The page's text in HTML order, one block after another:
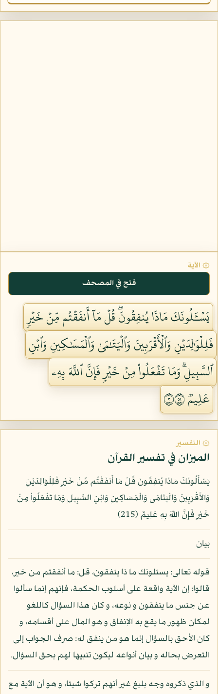
۞ الآية
فتح في المصحف
يَسۡـَٔلُونَكَ مَاذَا يُنفِقُونَۖ قُلۡ مَآ أَنفَقۡتُم مِّنۡ خَيۡرٖ
فَلِلۡوَٰلِدَيۡنِ وَٱلۡأَقۡرَبِينَ وَٱلۡيَتَٰمَىٰ وَٱلۡمَسَٰكِينِ وَٱبۡنِ
ٱلسَّبِيلِۗ وَمَا تَفۡعَلُواْ مِنۡ خَيۡرٖ فَإِنَّ ٱللَّهَ بِهِۦ
عَلِيمٞ ٢١٥
۞ التفسير
الميزان في تفسير القرآن
يَسْأَلُونَكَ مَاذَا يُنفِقُونَ قُلْ مَا أَنفَقْتُم مِّنْ خَيْرٍ فَلِلْوَالِدَيْنِ
وَالأَقْرَبِينَ وَالْيَتَامَى وَالْمَسَاكِينِ وَابْنِ السَّبِيلِ وَمَا تَفْعَلُواْ مِنْ
خَيْرٍ فَإِنَّ اللّهَ بِهِ عَلِيمٌ (215)
بيان
قوله تعالى: يسئلونك ما ذا ينفقون، قل: ما أنفقتم من خير،
قالوا: إن الآية واقعة على أسلوب الحكمة، فإنهم إنما سألوا
عن جنس ما ينفقون و نوعه، و كان هذا السؤال كاللغو
لمكان ظهور ما يقع به الإنفاق و هو المال على أقسامه، و
كان الأحق بالسؤال إنما هو من ينفق له: صرف الجواب إلى
التعرض بحاله و بيان أنواعه ليكون تنبيها لهم بحق السؤال.
و الذي ذكروه وجه بليغ غير أنهم تركوا شيئا، و هو أن الآية مع